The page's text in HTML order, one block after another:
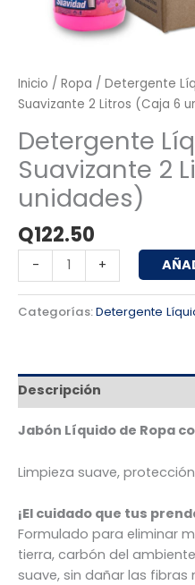
Inicio / Ropa / Detergente
Suavizante 2 Litros (Caja 6
Detergente
Suavizante 2
unidades)
Q122.50
- +
Categorías:Detergente
Descripción
Jabón Líquido de Ropa
Limpieza suave,
¡El cuidado que tus
Formulado para eliminar
tierra, carbón del
suave, sin dañar las fibras